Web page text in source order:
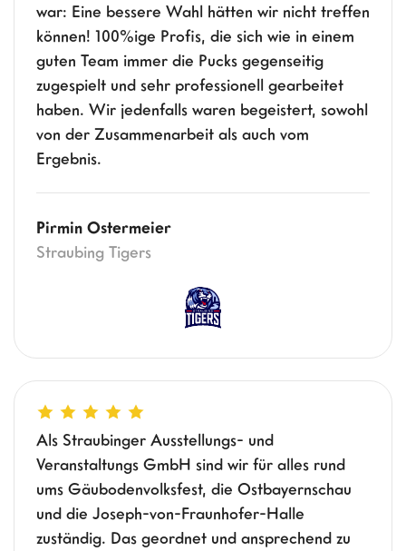
war: Eine bessere Wahl hätten wir nicht treffen
können! 100%ige Profis, die sich wie in einem
guten Team immer die Pucks gegenseitig
zugespielt und sehr professionell gearbeitet
haben. Wir jedenfalls waren begeistert, sowohl
von der Zusammenarbeit als auch vom
Ergebnis.
Pirmin Ostermeier
Straubing Tigers
Als Straubinger Ausstellungs- und
Veranstaltungs GmbH sind wir für alles rund
ums Gäubodenvolksfest, die Ostbayernschau
und die Joseph-von-Fraunhofer-Halle
zuständig. Das geordnet und ansprechend zu